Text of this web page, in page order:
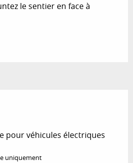
le sentier en face à
pour véhicules électriques
uniquement